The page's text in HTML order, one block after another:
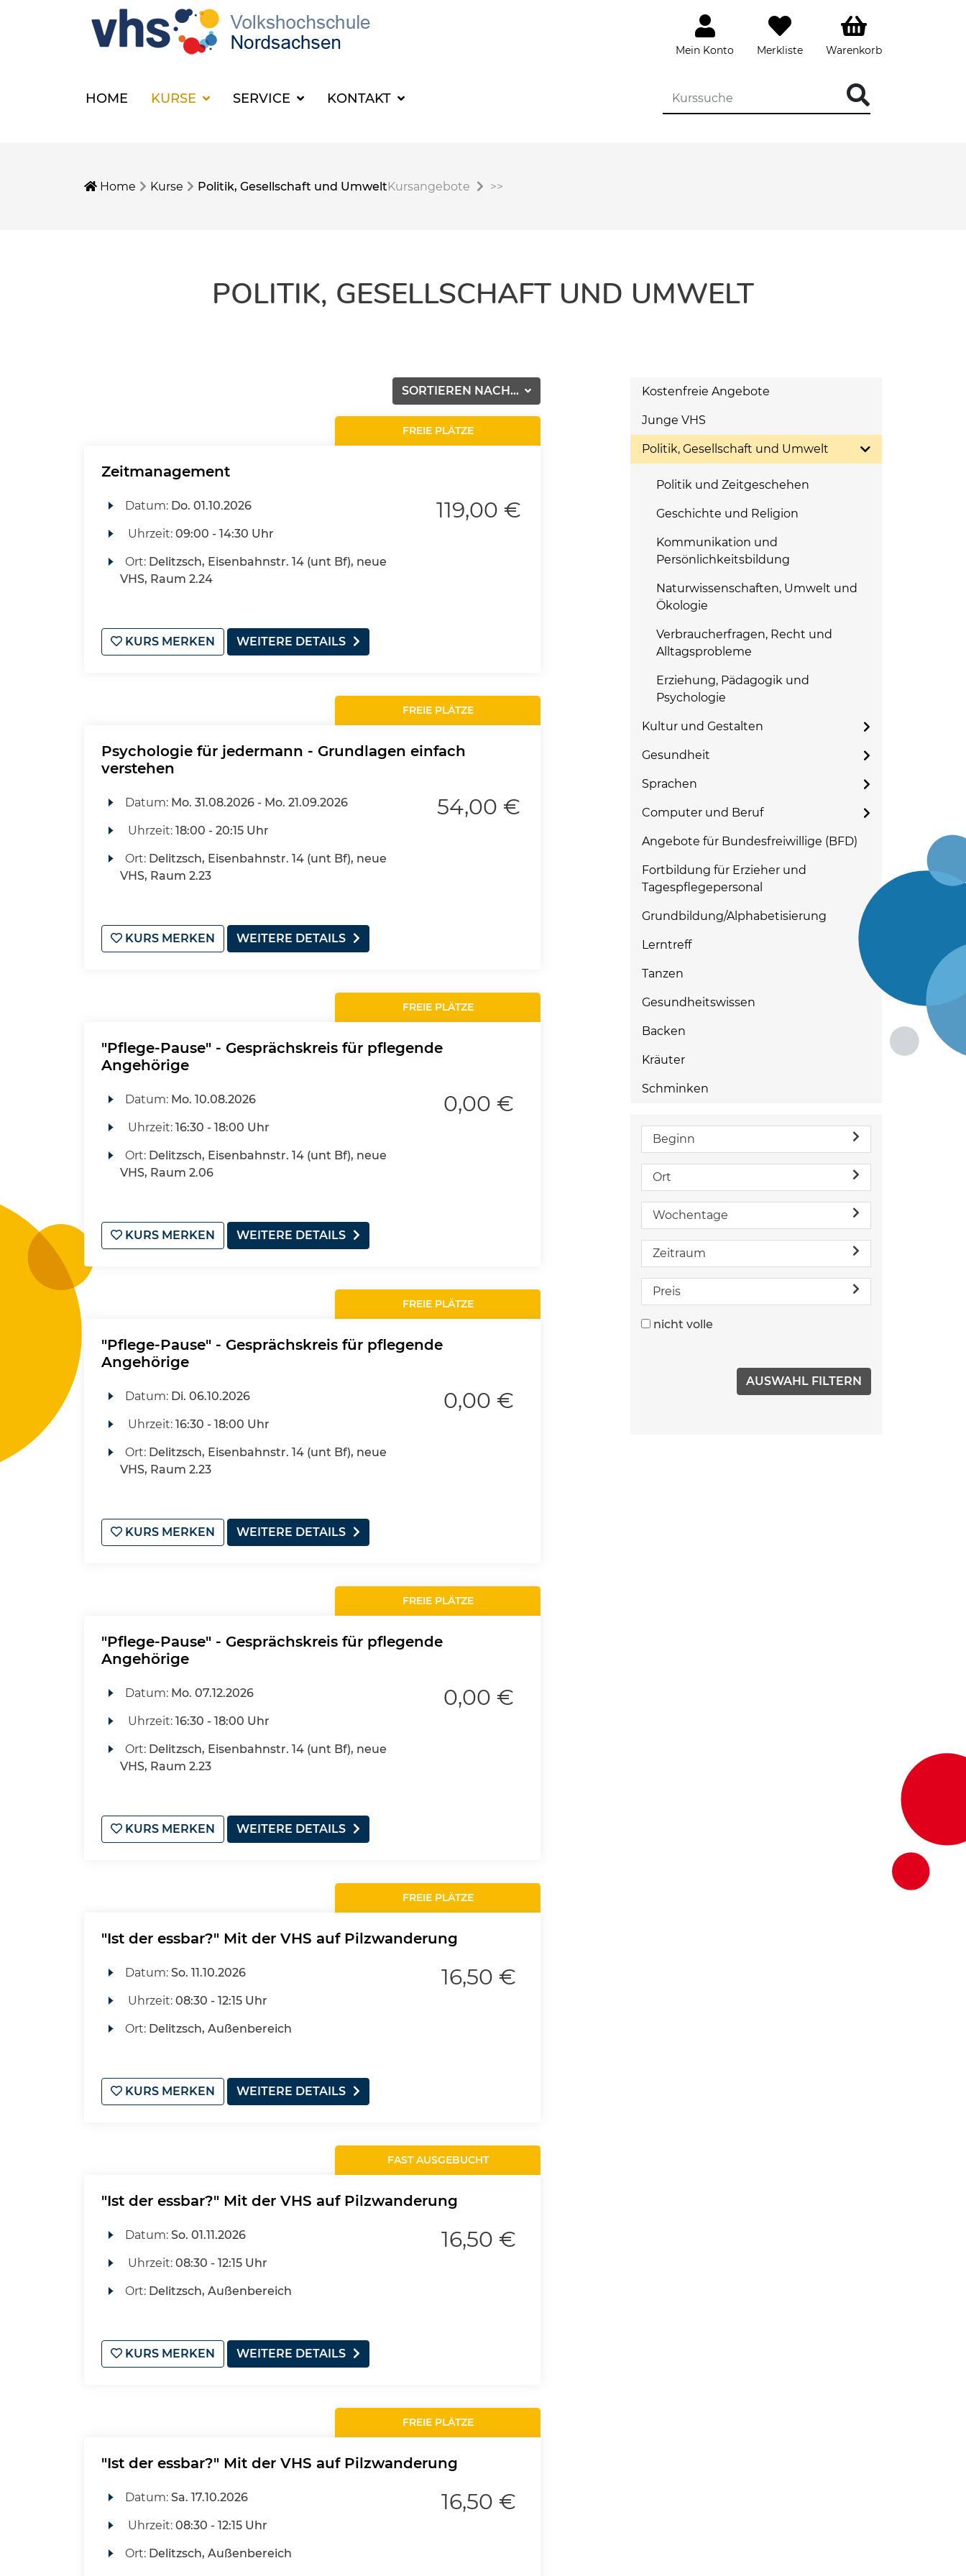
Mein Konto Merkliste Warenkorb
HOME KURSE SERVICE KONTAKT
Home Kurse Politik, Gesellschaft und UmweltKursangebote >>
POLITIK, GESELLSCHAFT UND UMWELT
SORTIEREN NACH...
FREIE PLÄTZE
Zeitmanagement
Datum: Do. 01.10.2026
Uhrzeit: 09:00 - 14:30 Uhr
Ort: Delitzsch, Eisenbahnstr. 14 (unt Bf), neue
VHS, Raum 2.24
119,00 €
KURS MERKEN WEITERE DETAILS
FREIE PLÄTZE
Psychologie für jedermann - Grundlagen einfach
verstehen
Datum: Mo. 31.08.2026 - Mo. 21.09.2026
Uhrzeit: 18:00 - 20:15 Uhr
Ort: Delitzsch, Eisenbahnstr. 14 (unt Bf), neue
VHS, Raum 2.23
54,00 €
KURS MERKEN WEITERE DETAILS
FREIE PLÄTZE
"Pflege-Pause" - Gesprächskreis für pflegende
Angehörige
Datum: Mo. 10.08.2026
Uhrzeit: 16:30 - 18:00 Uhr
Ort: Delitzsch, Eisenbahnstr. 14 (unt Bf), neue
VHS, Raum 2.06
0,00 €
KURS MERKEN WEITERE DETAILS
FREIE PLÄTZE
"Pflege-Pause" - Gesprächskreis für pflegende
Angehörige
Datum: Di. 06.10.2026
Uhrzeit: 16:30 - 18:00 Uhr
Ort: Delitzsch, Eisenbahnstr. 14 (unt Bf), neue
VHS, Raum 2.23
0,00 €
KURS MERKEN WEITERE DETAILS
FREIE PLÄTZE
"Pflege-Pause" - Gesprächskreis für pflegende
Angehörige
Datum: Mo. 07.12.2026
Uhrzeit: 16:30 - 18:00 Uhr
Ort: Delitzsch, Eisenbahnstr. 14 (unt Bf), neue
VHS, Raum 2.23
0,00 €
KURS MERKEN WEITERE DETAILS
FREIE PLÄTZE
"Ist der essbar?" Mit der VHS auf Pilzwanderung
Datum: So. 11.10.2026
Uhrzeit: 08:30 - 12:15 Uhr
Ort: Delitzsch, Außenbereich
16,50 €
KURS MERKEN WEITERE DETAILS
FAST AUSGEBUCHT
"Ist der essbar?" Mit der VHS auf Pilzwanderung
Datum: So. 01.11.2026
Uhrzeit: 08:30 - 12:15 Uhr
Ort: Delitzsch, Außenbereich
16,50 €
KURS MERKEN WEITERE DETAILS
FREIE PLÄTZE
"Ist der essbar?" Mit der VHS auf Pilzwanderung
Datum: Sa. 17.10.2026
Uhrzeit: 08:30 - 12:15 Uhr
Ort: Delitzsch, Außenbereich
16,50 €
Kostenfreie Angebote
Junge VHS
Politik, Gesellschaft und Umwelt
Politik und Zeitgeschehen
Geschichte und Religion
Kommunikation und
Persönlichkeitsbildung
Naturwissenschaften, Umwelt und
Ökologie
Verbraucherfragen, Recht und
Alltagsprobleme
Erziehung, Pädagogik und
Psychologie
Kultur und Gestalten
Gesundheit
Sprachen
Computer und Beruf
Angebote für Bundesfreiwillige (BFD)
Fortbildung für Erzieher und
Tagespflegepersonal
Grundbildung/Alphabetisierung
Lerntreff
Tanzen
Gesundheitswissen
Backen
Kräuter
Schminken
Beginn
Ort
Wochentage
Zeitraum
Preis
nicht volle